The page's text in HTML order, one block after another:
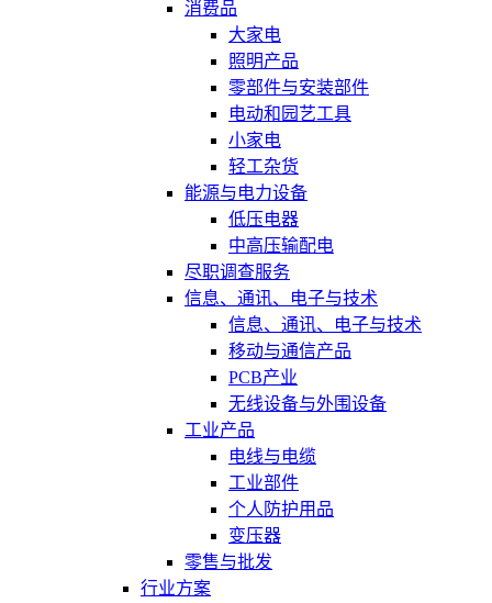
消费品
大家电
照明产品
零部件与安装部件
电动和园艺工具
小家电
轻工杂货
能源与电力设备
低压电器
中高压输配电
尽职调查服务
信息、通讯、电子与技术
信息、通讯、电子与技术
移动与通信产品
PCB产业
无线设备与外围设备
工业产品
电线与电缆
工业部件
个人防护用品
变压器
零售与批发
行业方案